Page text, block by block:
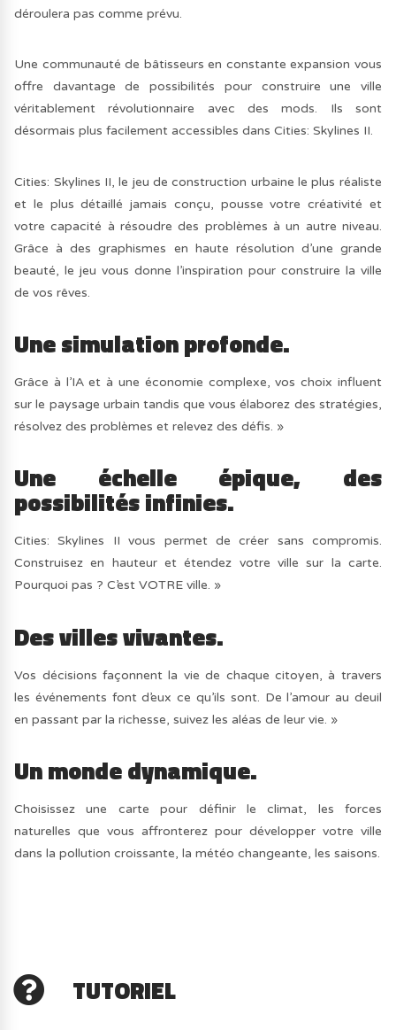
déroulera pas comme prévu.
Une communauté de bâtisseurs en constante expansion vous
offre davantage de possibilités pour construire une ville
véritablement révolutionnaire avec des mods. Ils sont
désormais plus facilement accessibles dans Cities: Skylines II.
Cities: Skylines II, le jeu de construction urbaine le plus réaliste
et le plus détaillé jamais conçu, pousse votre créativité et
votre capacité à résoudre des problèmes à un autre niveau.
Grâce à des graphismes en haute résolution d’une grande
beauté, le jeu vous donne l’inspiration pour construire la ville
de vos rêves.
Une simulation profonde.
Grâce à l’IA et à une économie complexe, vos choix influent
sur le paysage urbain tandis que vous élaborez des stratégies,
résolvez des problèmes et relevez des défis. »
Une échelle épique, des
possibilités infinies.
Cities: Skylines II vous permet de créer sans compromis.
Construisez en hauteur et étendez votre ville sur la carte.
Pourquoi pas ? C’est VOTRE ville. »
Des villes vivantes.
Vos décisions façonnent la vie de chaque citoyen, à travers
les événements font d’eux ce qu’ils sont. De l’amour au deuil
en passant par la richesse, suivez les aléas de leur vie. »
Un monde dynamique.
Choisissez une carte pour définir le climat, les forces
naturelles que vous affronterez pour développer votre ville
dans la pollution croissante, la météo changeante, les saisons.
TUTORIEL